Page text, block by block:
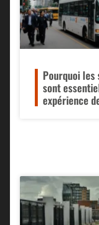
Pourquoi les
sont
expérience